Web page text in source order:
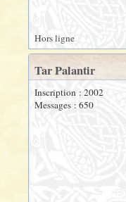
Hors ligne
Tar Palantir
Inscription : 2002
Messages : 650